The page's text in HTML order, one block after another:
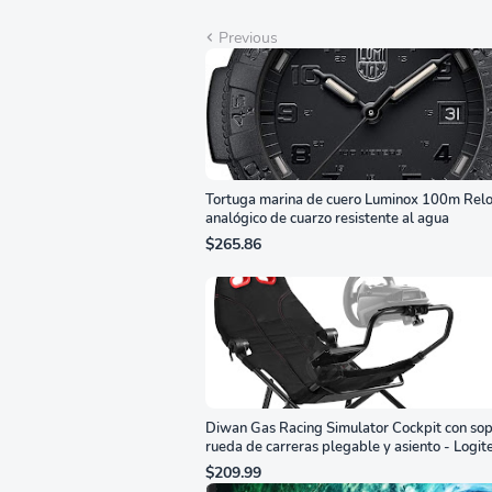
Previous
Tortuga marina de cuero Luminox 100m
analógico de cuarzo resistente al agua
$265.86
Diwan Gas Racing Simulator Cockpit con
rueda de carreras plegable y asiento -
G29/920/923/27/25, Thrustmaster
T248/X/T300RS/T150/458/TX
$209.99